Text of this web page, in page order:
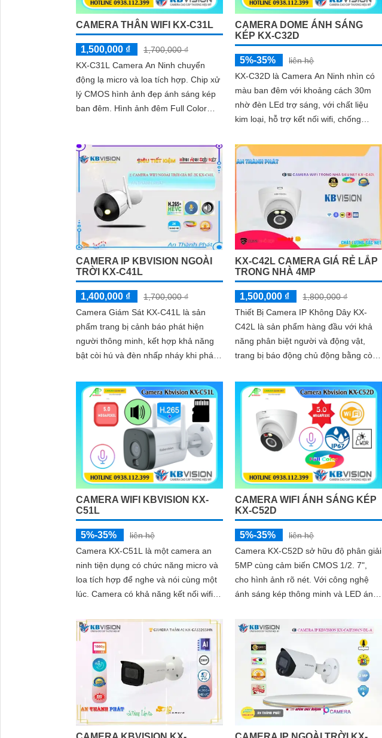
CAMERA THÂN WIFI KX-C31L
1,500,000 ₫
1,700,000 ₫
KX-C31L Camera An Ninh chuyển
động lạ micro và loa tích hợp. Chip xử
lý CMOS hình ảnh đẹp ánh sáng kép
ban đêm. Hình ảnh đêm Full Color
CAMERA DOME ÁNH SÁNG
KÉP KX-C32D
5%-35%
liên hệ
KX-C32D là Camera An Ninh nhìn có
màu ban đêm với khoảng cách 30m
nhờ đèn LEd trợ sáng, với chất liệu
kim loại, hỗ trợ kết nối wifi, chống
3.0MP cho ra hình ảnh sắc nét, tích
hợp micro và khe cắm thẻ nhớ 265GB
CAMERA IP KBVISION NGOÀI
TRỜI KX-C41L
1,400,000 ₫
1,700,000 ₫
Camera Giám Sát KX-C41L là sản
phẩm trang bị cảnh báo phát hiện
người thông minh, kết hợp khả năng
bật còi hú và đèn nhấp nháy khi phát
chip xử...
KX-C42L CAMERA GIÁ RẺ LẮP
TRONG NHÀ 4MP
1,500,000 ₫
1,800,000 ₫
Thiết Bị Camera IP Không Dây KX-
C42L là sản phẩm hàng đầu với khả
năng phân biệt người và động vật,
trang bị báo động chủ động bằng còi
Sản phẩm có độ phân giải 4
CAMERA WIFI KBVISION KX-
C51L
5%-35%
liên hệ
Camera KX-C51L là một camera an
ninh tiện dụng có chức năng micro và
loa tích hợp để nghe và nói cùng một
lúc. Camera có khả năng kết nối wifi
cho hình ảnh sắc nét đến 5
CAMERA WIFI ÁNH SÁNG KÉP
KX-C52D
5%-35%
liên hệ
Camera KX-C52D sở hữu độ phân giải
5MP cùng cảm biến CMOS 1/2. 7",
cho hình ảnh rõ nét. Với công nghệ
ánh sáng kép thông minh và LED ánh
ghi...